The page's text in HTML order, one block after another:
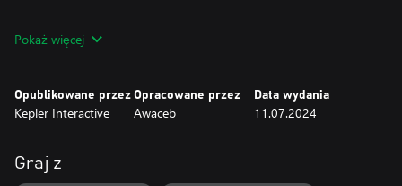
Skacz i szybuj po przepastnym archipelagu. Korzystaj z systemu
ograniczeń, w tym na każde bazujące na fizyce drzewo. Żegluj
stworzoną pod siebie łodzią po turkusowych lagunach i nurkuj
UKULELE
Pokaż więcej
Opublikowane przez
Kepler Interactive
Opracowane przez
Awaceb
Data wydania
11.07.2024
Graj z